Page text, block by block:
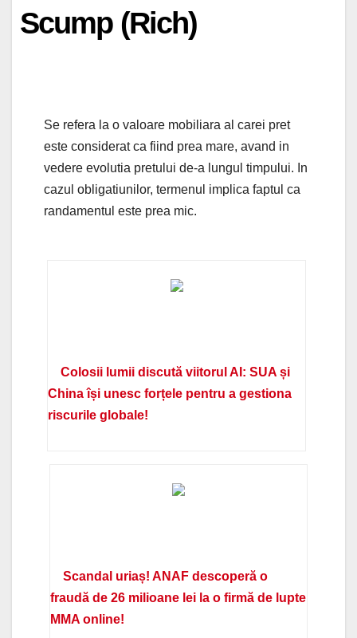
Scump (Rich)
Se refera la o valoare mobiliara al carei pret
este considerat ca fiind prea mare, avand in
vedere evolutia pretului de-a lungul timpului. In
cazul obligatiunilor, termenul implica faptul ca
randamentul este prea mic.
Colosii lumii discută viitorul AI: SUA și
China își unesc forțele pentru a gestiona
riscurile globale!
Scandal uriaș! ANAF descoperă o
fraudă de 26 milioane lei la o firmă de lupte
MMA online!